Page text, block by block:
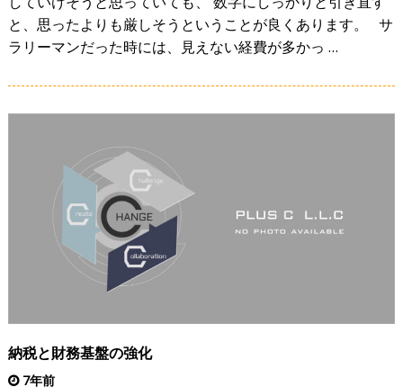
と、思ったよりも厳しそうということが良くあります。 サ
ラリーマンだった時には、見えない経費が多かっ …
納税と財務基盤の強化
7年前